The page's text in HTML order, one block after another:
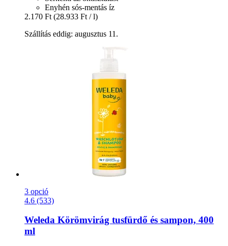
Enyhén sós-mentás íz
2.170 Ft (28.933 Ft / l)
Szállítás eddig: augusztus 11.
3 opció
4.6 (533)
Weleda Körömvirág tusfürdő és sampon, 400
ml